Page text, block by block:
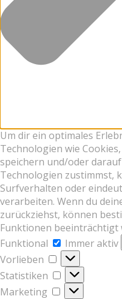
Um dir ein optimales
Technologien wie
speichern und/oder
Technologien zustimmst,
Surfverhalten oder
verarbeiten. Wenn du
zurückziehst, können
Funktionen beeinträchtigt
Funktional
Funktional
Immer aktiv
Vorlieben
Vorlieben
Statistiken
Statistiken
Marketing
Marketing